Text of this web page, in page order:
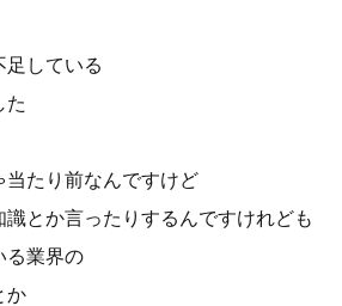
足している
た
当たり前なんですけど
とか言ったりするんですけれども
る業界の
か